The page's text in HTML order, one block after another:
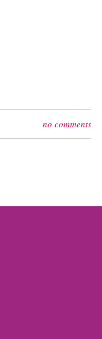
no comments